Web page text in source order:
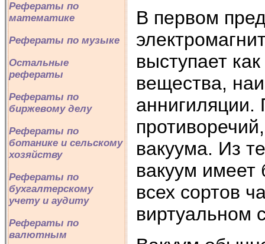
Рефераты по
математике
Рефераты по музыке
Остальные
рефераты
Рефераты по
биржевому делу
Рефераты по
ботанике и сельскому
хозяйству
Рефераты по
бухгалтерскому
учету и аудиту
Рефераты по
валютным
В первом
выступает
вещества,
аннигиляции.
вакуума. Из
вакуум имеет
всех сортов
виртуальном